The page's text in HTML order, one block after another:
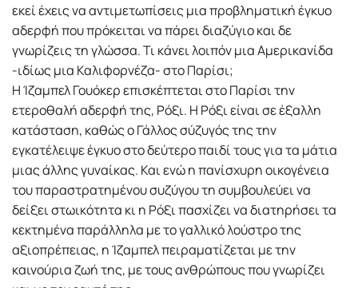
εκεί έχεις να αντιμετωπίσεις μια προβληματική έγκυο
αδερφή που πρόκειται να πάρει διαζύγιο και δε
γνωρίζεις τη γλώσσα. Τι κάνει λοιπόν μια Αμερικανίδα
-ιδίως μια Καλιφορνέζα- στο Παρίσι;
Η Ίζαμπελ Γουόκερ επισκέπτεται στο Παρίσι την
ετεροθαλή αδερφή της, Ρόξι. Η Ρόξι είναι σε έξαλλη
κατάσταση, καθώς ο Γάλλος σύζυγός της την
εγκατέλειψε έγκυο στο δεύτερο παιδί τους για τα μάτια
μιας άλλης γυναίκας. Και ενώ η πανίσχυρη οικογένεια
του παραστρατημένου συζύγου τη συμβουλεύει να
δείξει στωικότητα κι η Ρόξι πασχίζει να διατηρήσει τα
κεκτημένα παράλληλα με το γαλλικό λούστρο της
αξιοπρέπειας, η Ίζαμπελ πειραματίζεται με την
καινούρια ζωή της, με τους ανθρώπους που γνωρίζει